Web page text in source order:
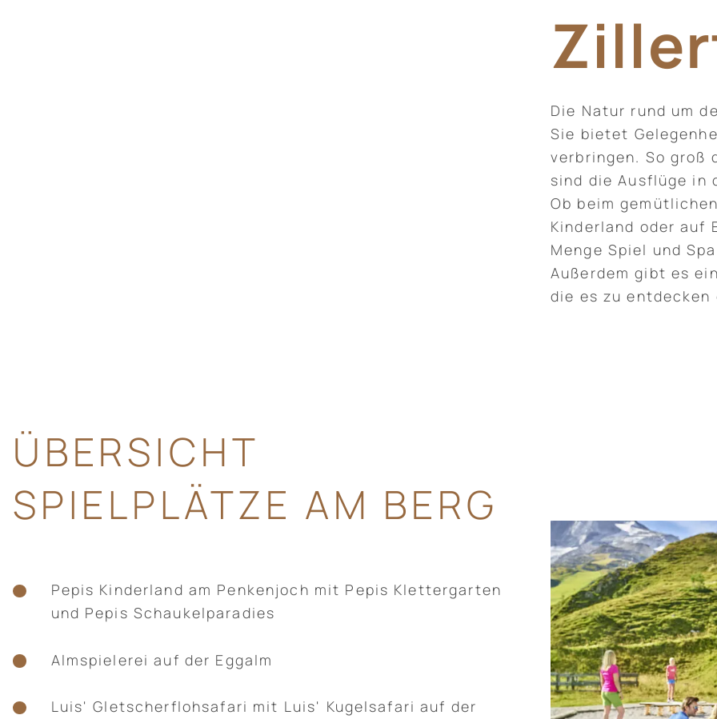
Die Natur rund um
Sie bietet
verbringen. So
sind die Ausflüge in
Ob beim
Kinderland oder auf
Menge Spiel und
Außerdem gibt es
die es zu
ÜBERSICHT
SPIELPLÄTZE AM BERG
Pepis Kinderland am Penkenjoch mit Pepis Klettergarten
und Pepis Schaukelparadies
Almspielerei auf der Eggalm
Luis' Gletscherflohsafari mit Luis' Kugelsafari auf der